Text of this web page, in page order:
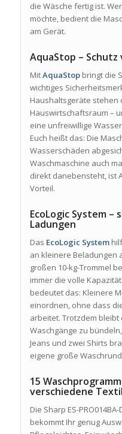
die Wäsche fertig ist.
möchte, bedient die
am Gerät.
AquaStop – Schutz
MitAquaStopbringt die
wichtiges
Haushaltsgeräte stehen
Hauswirtschaftsraum –
eine unfreiwillige
Euch heißt das: Die
Wasserschäden
Waschmaschine auch
direkt danebensteht, ist
Vorteil.
EcoLogic System –
Ladungen
Das EcoLogic System
an kleinere Beladungen
großen 10-kg-Trommel
immer die volle
bedeutet das: Kleinere
einordnen, ohne dass
arbeitet. Trotzdem
Waschgänge zu
Jeans und zwei Shirts
eigene große
15
verschiedene
Die Sharp ES-
bekommt Ihr genug